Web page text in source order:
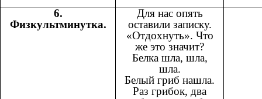
6.
Физкультминутка.
Для нас опять
оставили записку.
«Отдохнуть». Что
же это значит?
Белка шла, шла,
шла.
Белый гриб нашла.
Раз грибок, два